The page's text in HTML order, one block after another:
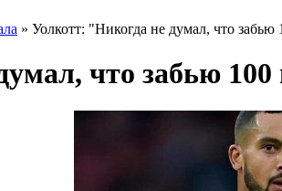
» Уолкотт: "Никогда не думал, что забью
что забью